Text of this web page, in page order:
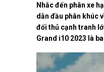
Nhắc đến phân xe
dẫn đầu phân khúc
đối thủ cạnh tranh
Grand i10 2023 là